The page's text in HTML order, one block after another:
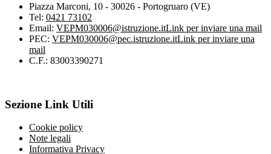
Piazza Marconi, 10 - 30026 - Portogruaro (VE)
Tel: 0421 73102
Email: VEPM030006@istruzione.itLink per inviare una mail
PEC: VEPM030006@pec.istruzione.itLink per inviare una
mail
C.F.: 83003390271
Sezione Link Utili
Cookie policy
Note legali
Informativa Privacy